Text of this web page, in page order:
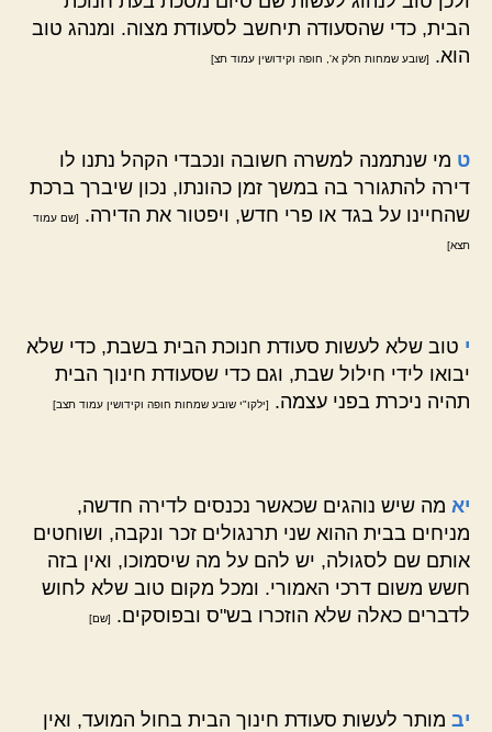
הבית, כדי שהסעודה תיחשב לסעודת מצוה. ומנהג טוב
הוא.
[שובע שמחות חלק א', חופה וקידושין עמוד תצ]
ט מי שנתמנה למשרה חשובה ונכבדי הקהל נתנו לו
דירה להתגורר בה במשך זמן כהונתו, נכון שיברך ברכת
שהחיינו על בגד או פרי חדש, ויפטור את הדירה.
[שם עמוד
תצא]
י טוב שלא לעשות סעודת חנוכת הבית בשבת, כדי שלא
יבואו לידי חילול שבת, וגם כדי שסעודת חינוך הבית
תהיה ניכרת בפני עצמה.
[ילקו"י שובע שמחות חופה וקידושין עמוד תצב]
יא מה שיש נוהגים שכאשר נכנסים לדירה חדשה,
מניחים בבית ההוא שני תרנגולים זכר ונקבה, ושוחטים
אותם שם לסגולה, יש להם על מה שיסמוכו, ואין בזה
חשש משום דרכי האמורי. ומכל מקום טוב שלא לחוש
לדברים כאלה שלא הוזכרו בש"ס ובפוסקים.
[שם]
יב מותר לעשות סעודת חינוך הבית בחול המועד, ואין